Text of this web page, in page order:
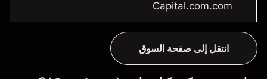
Capital.com.com
انتقل إلى صفحة السوق